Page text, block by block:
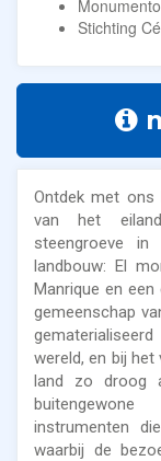
Stichting
Ontdek met ons
van het
steengroeve
landbouw: El
Manrique en
gemeenschap
wereld, en bij het
land zo droog
instrumenten
waarbij de